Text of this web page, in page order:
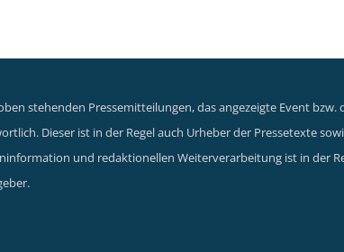
stehenden Pressemitteilungen, das angezeigte Event
Dieser ist in der Regel auch Urheber der Pressetexte
und redaktionellen Weiterverarbeitung ist in der